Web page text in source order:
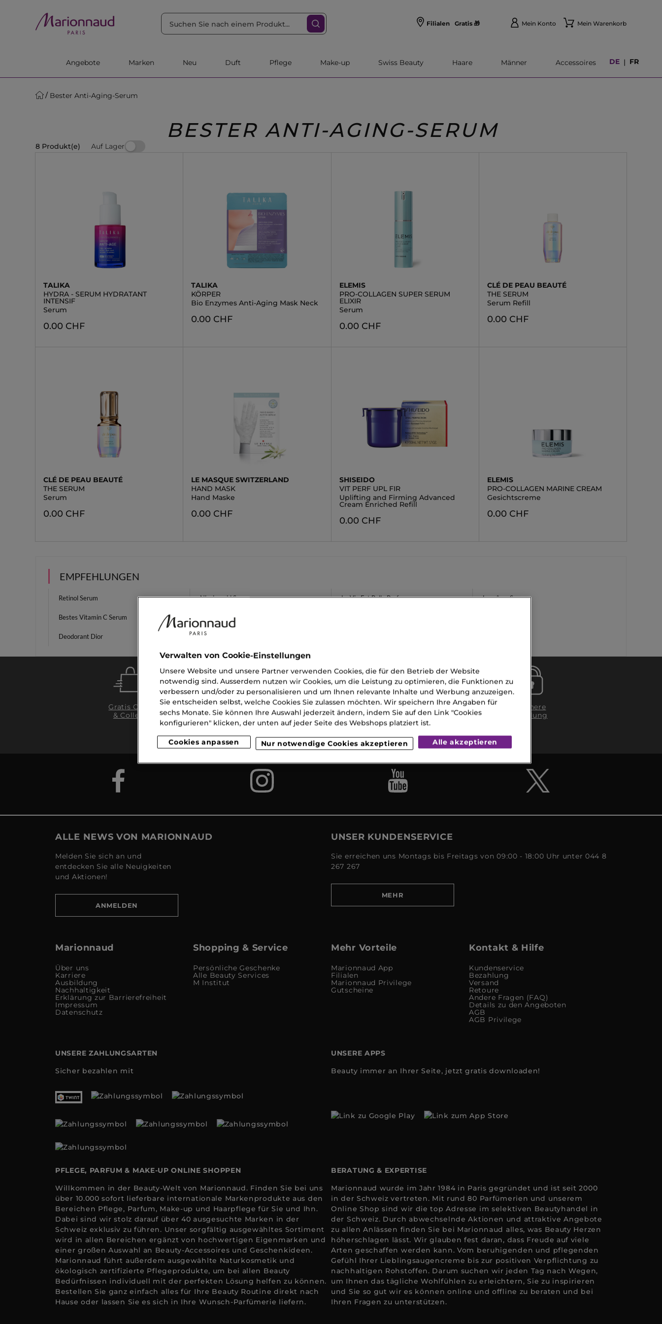
Filialen Gratis 🎁 Mein Konto Mein Warenkorb
DE | FR
Angebote Marken Neu Duft Pflege Make-up Swiss Beauty Haare Männer Accessoires
Bester Anti-Aging-Serum
BESTER ANTI-AGING-SERUM
8 Produkt(e) Auf Lager
TALIKA
HYDRA - SERUM HYDRATANT
INTENSIF
Serum
0.00 CHF
TALIKA
KÖRPER
Bio Enzymes Anti-Aging Mask Neck
0.00 CHF
ELEMIS
PRO-COLLAGEN SUPER SERUM
ELIXIR
Serum
0.00 CHF
CLÉ DE PEAU BEAUTÉ
THE SERUM
Serum Refill
0.00 CHF
CLÉ DE PEAU BEAUTÉ
THE SERUM
Serum
0.00 CHF
LE MASQUE SWITZERLAND
HAND MASK
Hand Maske
0.00 CHF
SHISEIDO
VIT PERF UPL FIR
Uplifting and Firming Advanced
Cream Enriched Refill
0.00 CHF
ELEMIS
PRO-COLLAGEN MARINE CREAM
Gesichtscreme
0.00 CHF
EMPFEHLUNGEN
Retinol Serum Niacinamid Serum La Vie Est Belle Parfum Lancôme Serum
Bestes Vitamin C Serum
Deodorant Dior AHA-Produkte
Gratis Click
& Collect
Gratis
Lieferung
ab CHF 120
Gratis
Proben
Lieferung in
2
Werktagen
Sichere
Zahlung
ALLE NEWS VON MARIONNAUD
Melden Sie sich an und
entdecken Sie alle Neuigkeiten
und Aktionen!
ANMELDEN
UNSER KUNDENSERVICE
Sie erreichen uns Montags bis Freitags von 09:00 - 18:00 Uhr unter 044 8
267 267
MEHR
Marionnaud
Über uns
Karriere
Ausbildung
Nachhaltigkeit
Erklärung zur Barrierefreiheit
Impressum
Datenschutz
Shopping & Service
Persönliche Geschenke
Alle Beauty Services
M Institut
Mehr Vorteile
Marionnaud App
Filialen
Marionnaud Privilege
Gutscheine
Kontakt & Hilfe
Kundenservice
Bezahlung
Versand
Retoure
Andere Fragen (FAQ)
Details zu den Angeboten
AGB
AGB Privilege
UNSERE ZAHLUNGSARTEN
Sicher bezahlen mit
UNSERE APPS
Beauty immer an Ihrer Seite, jetzt gratis downloaden!
PFLEGE, PARFUM & MAKE-UP ONLINE SHOPPEN
Willkommen in der Beauty-Welt von Marionnaud. Finden Sie bei uns
über 10.000 sofort lieferbare internationale Markenprodukte aus den
Bereichen Pflege, Parfum, Make-up und Haarpflege für Sie und Ihn.
Dabei sind wir stolz darauf über 40 ausgesuchte Marken in der
Schweiz exklusiv zu führen. Unser sorgfältig ausgewähltes Sortiment
wird in allen Bereichen ergänzt von hochwertigen Eigenmarken und
einer großen Auswahl an Beauty-Accessoires und Geschenkideen.
Marionnaud führt außerdem ausgewählte Naturkosmetik und
ökologisch zertifizierte Pflegeprodukte, um bei allen Beauty
Bedürfnissen individuell mit der perfekten Lösung helfen zu können.
Bestellen Sie ganz einfach alles für Ihre Beauty Routine direkt nach
Hause oder lassen Sie es sich in Ihre Wunsch-Parfümerie liefern.
BERATUNG & EXPERTISE
Marionnaud wurde im Jahr 1984 in Paris gegründet und ist seit 2000
in der Schweiz vertreten. Mit rund 80 Parfümerien und unserem
Online Shop sind wir die top Adresse im selektiven Beautyhandel in
der Schweiz. Durch abwechselnde Aktionen und attraktive Angebote
zu allen Anlässen finden Sie bei Marionnaud alles, was Beauty Herzen
höherschlagen lässt. Wir glauben fest daran, dass Freude auf viele
Arten geschaffen werden kann. Vom beruhigenden und pflegenden
Gefühl Ihrer Lieblingsaugencreme bis zur positiven Verpflichtung zu
nachhaltigen Rohstoffen. Darum suchen wir jeden Tag nach Wegen,
um Ihnen das tägliche Wohlfühlen zu erleichtern, Sie zu inspirieren
und Sie so gut wir es können online und offline zu beraten und bei
Ihren Fragen zu unterstützen.
Verwalten von Cookie-Einstellungen
Unsere Website und unsere Partner verwenden Cookies, die für den Betrieb der Website
notwendig sind. Ausserdem nutzen wir Cookies, um die Leistung zu optimieren, die Funktionen zu
verbessern und/oder zu personalisieren und um Ihnen relevante Inhalte und Werbung anzuzeigen.
Sie entscheiden selbst, welche Cookies Sie zulassen möchten. Wir speichern Ihre Angaben für
sechs Monate. Sie können Ihre Auswahl jederzeit ändern, indem Sie auf den Link "Cookies
konfigurieren" klicken, der unten auf jeder Seite des Webshops platziert ist.
Cookies anpassen Nur notwendige Cookies akzeptieren Alle akzeptieren